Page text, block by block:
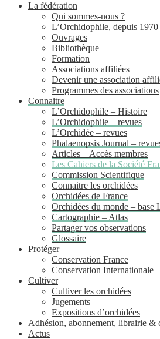
La fédération
Qui sommes-nous ?
L’Orchidophile, depuis 1970
Ouvrages
Bibliothèque
Formation
Associations affiliées
Devenir une association
Programmes des associations
Connaitre
L’Orchidophile – Histoire
L’Orchidophile – revues
L’Orchidée – revues
Phalaenopsis Journal –
Articles – Accès membres
Les Cahiers de la Société
Commission Scientifique
Connaitre les orchidées
Orchidées de France
Orchidées du monde – base
Cartographie – Atlas
Partager vos observations
Glossaire
Protéger
Conservation France
Conservation Internationale
Cultiver
Cultiver les orchidées
Jugements
Expositions d’orchidées
Adhésion, abonnement, librairie &
Actus